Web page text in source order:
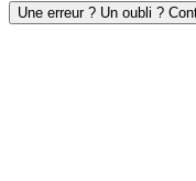
Une erreur ? Un oubli ?